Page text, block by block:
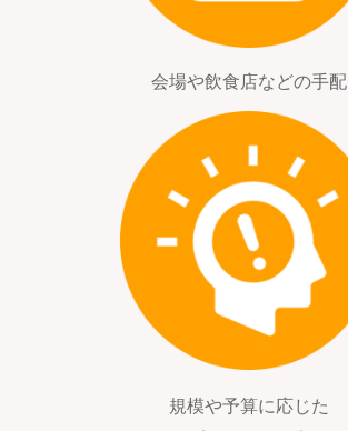
会場や飲食店などの手配
規模や予算に応じた